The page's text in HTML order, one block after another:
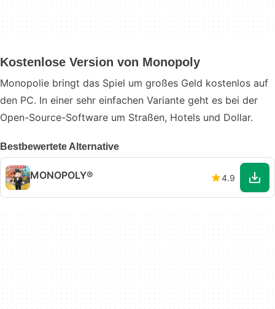
Kostenlose Version von Monopoly
Monopolie bringt das Spiel um großes Geld kostenlos auf
den PC. In einer sehr einfachen Variante geht es bei der
Open-Source-Software um Straßen, Hotels und Dollar.
Bestbewertete Alternative
MONOPOLY® 4.9